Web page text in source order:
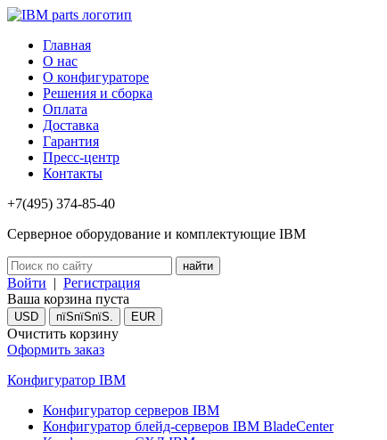
Главная
О нас
О конфигураторе
Решения и сборка
Оплата
Доставка
Гарантия
Пресс-центр
Контакты
+7(495) 374-85-40
Серверное оборудование и комплектующие IBM
Войти | Регистрация
Ваша корзина пуста
USD пїЅпїЅпїЅ. EUR
Очистить корзину
Оформить заказ
Конфигуратор IBM
Конфигуратор серверов IBM
Конфигуратор блейд-серверов IBM BladeCenter